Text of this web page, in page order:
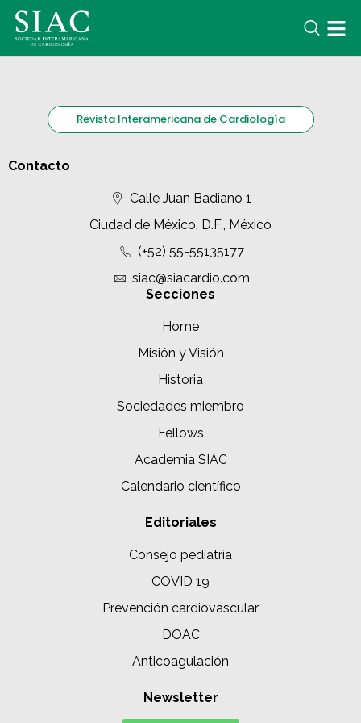
Revista Interamericana de Cardiología
Contacto
Calle Juan Badiano 1
Ciudad de México, D.F., México
(+52) 55-55135177
siac@siacardio.com
Secciones
Home
Misión y Visión
Historia
Sociedades miembro
Fellows
Academia SIAC
Calendario científico
Editoriales
Consejo pediatría
COVID 19
Prevención cardiovascular
DOAC
Anticoagulación
Newsletter